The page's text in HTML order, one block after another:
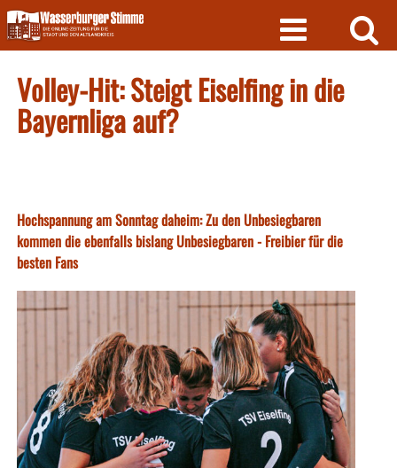
Skip
to
content
Volley-Hit: Steigt Eiselfing in die
Bayernliga auf?
Hochspannung am Sonntag daheim: Zu den Unbesiegbaren
kommen die ebenfalls bislang Unbesiegbaren - Freibier für die
besten Fans